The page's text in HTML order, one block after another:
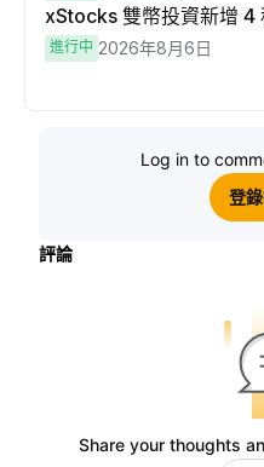
xStocks 雙幣投資新增 4
進行中 2026年8月6日
Log in to
登
評論
Share your thoughts